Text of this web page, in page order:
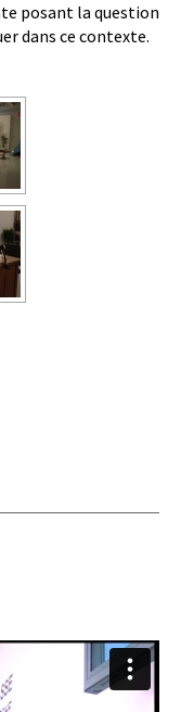
posant la question
dans ce contexte.